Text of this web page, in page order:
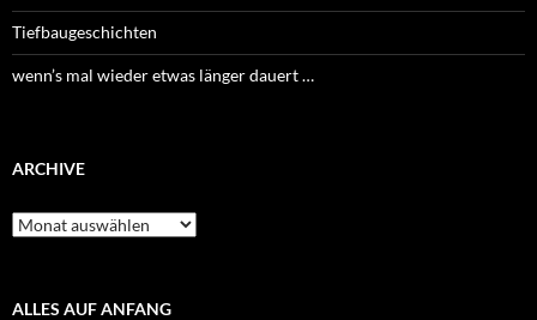
Tiefbaugeschichten
wenn’s mal wieder etwas länger dauert …
ARCHIVE
Archive
ALLES AUF ANFANG